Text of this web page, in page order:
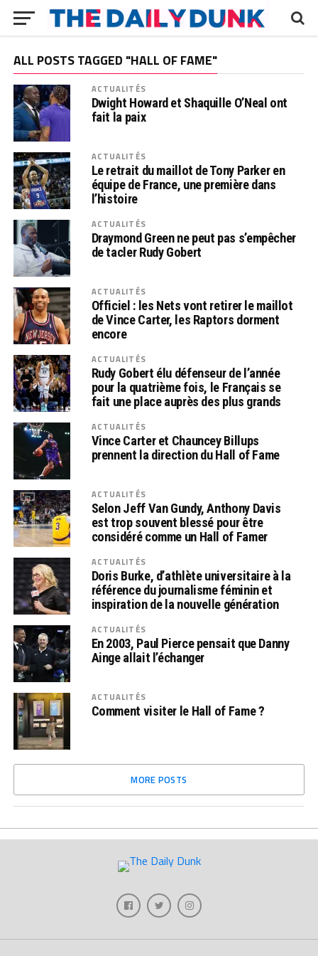
ALL POSTS TAGGED "HALL OF FAME"
ACTUALITÉS
Dwight Howard et Shaquille O’Neal ont
fait la paix
ACTUALITÉS
Le retrait du maillot de Tony Parker en
équipe de France, une première dans
l’histoire
ACTUALITÉS
Draymond Green ne peut pas s’empêcher
de tacler Rudy Gobert
ACTUALITÉS
Officiel : les Nets vont retirer le maillot
de Vince Carter, les Raptors dorment
encore
ACTUALITÉS
Rudy Gobert élu défenseur de l’année
pour la quatrième fois, le Français se
fait une place auprès des plus grands
ACTUALITÉS
Vince Carter et Chauncey Billups
prennent la direction du Hall of Fame
ACTUALITÉS
Selon Jeff Van Gundy, Anthony Davis
est trop souvent blessé pour être
considéré comme un Hall of Famer
ACTUALITÉS
Doris Burke, d’athlète universitaire à la
référence du journalisme féminin et
inspiration de la nouvelle génération
ACTUALITÉS
En 2003, Paul Pierce pensait que Danny
Ainge allait l’échanger
ACTUALITÉS
Comment visiter le Hall of Fame ?
MORE POSTS